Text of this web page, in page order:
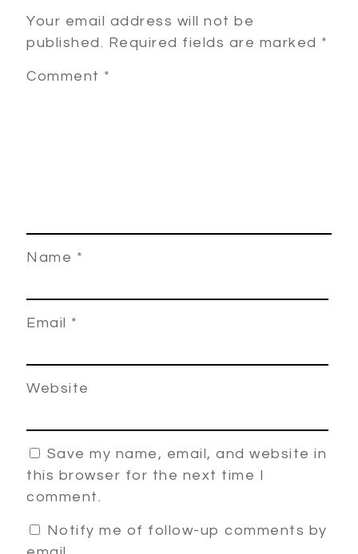
Your email address will not be
published. Required fields are marked *
Comment *
Name *
Email *
Website
Save my name, email, and website in
this browser for the next time I
comment.
Notify me of follow-up comments by